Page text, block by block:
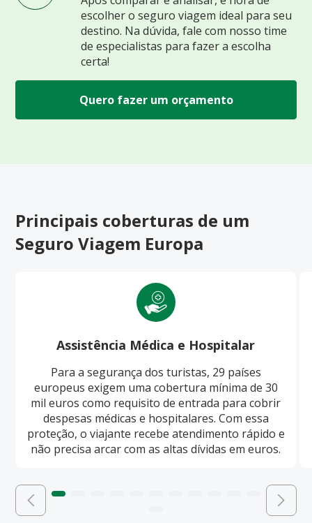
escolher o seguro viagem ideal para seu
destino. Na dúvida, fale com nosso time
de especialistas para fazer a escolha
certa!
Quero fazer um orçamento
Principais coberturas de um
Seguro Viagem Europa
Assistência Médica e Hospitalar
Para a segurança dos turistas, 29 países
europeus exigem uma cobertura mínima de 30
mil euros como requisito de entrada para cobrir
despesas médicas e hospitalares. Com essa
proteção, o viajante recebe atendimento rápido e
não precisa arcar com as altas dívidas em euros.